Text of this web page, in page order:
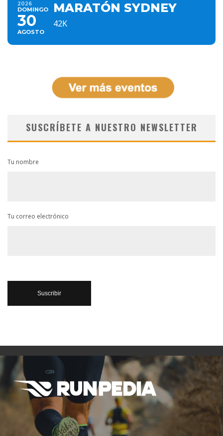
2026
DOMINGO
30
AGOSTO
MARATÓN SYDNEY
42K
SUSCRÍBETE A NUESTRO NEWSLETTER
Tu nombre
Tu correo electrónico